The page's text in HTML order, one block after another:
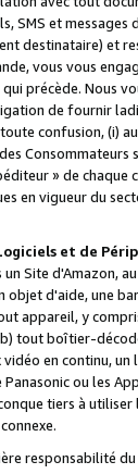
SMS et
destinataire) et
vous vous
précède. Nous
de fournir
confusion, (i)
» de
en vigueur du
et de
Site d'Amazon,
objet d'aide, une
appareil, y
tout boîtier-
en continu,
Panasonic ou les
tiers à
responsabilité